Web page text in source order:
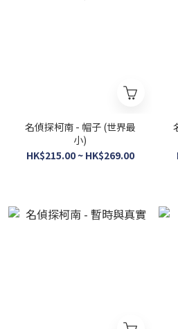
名偵探柯南 - 帽子 (世界最
小)
HK$215.00 ~ HK$269.00